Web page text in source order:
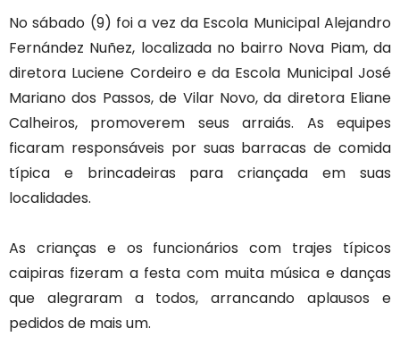
No sábado (9) foi a vez da Escola Municipal Alejandro
Fernández Nuñez, localizada no bairro Nova Piam, da
diretora Luciene Cordeiro e da Escola Municipal José
Mariano dos Passos, de Vilar Novo, da diretora Eliane
Calheiros, promoverem seus arraiás. As equipes
ficaram responsáveis por suas barracas de comida
típica e brincadeiras para criançada em suas
localidades.
As crianças e os funcionários com trajes típicos
caipiras fizeram a festa com muita música e danças
que alegraram a todos, arrancando aplausos e
pedidos de mais um.